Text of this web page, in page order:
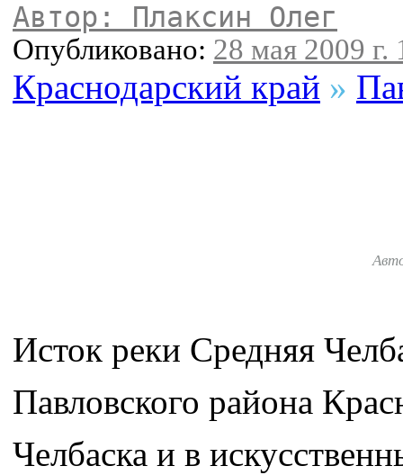
Автор: Плаксин Олег
Опубликовано: 28 мая 2009 г.
Краснодарский край »
Исток реки Средняя
Павловского района
Челбаска и в